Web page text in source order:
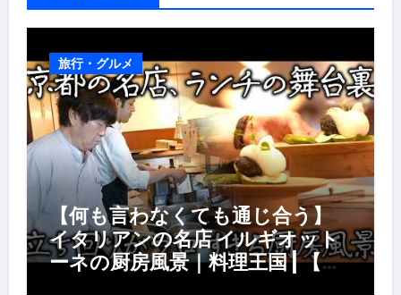
旅行・グルメ
【何も言わなくても通じ合う】
イタリアンの名店 イルギオット
ーネの厨房風景｜料理王国 | 【厨